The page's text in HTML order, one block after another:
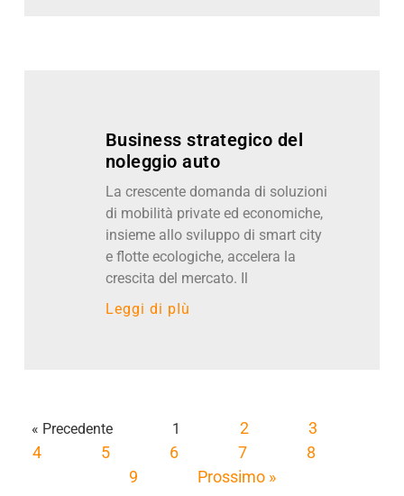
Business strategico del
noleggio auto
La crescente domanda di soluzioni
di mobilità private ed economiche,
insieme allo sviluppo di smart city
e flotte ecologiche, accelera la
crescita del mercato. Il
Leggi di pIù
« Precedente 1 2
3
4
5 6 7
8
9
Prossimo »